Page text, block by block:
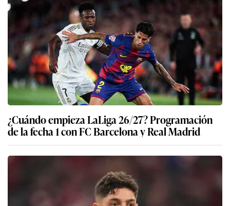
¿Cuándo empieza LaLiga 26/27? Programación
de la fecha 1 con FC Barcelona y Real Madrid